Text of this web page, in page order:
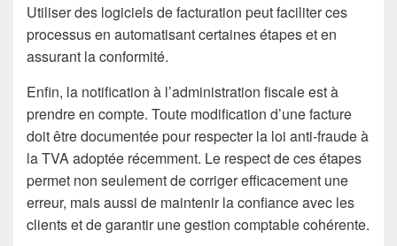
Utiliser des logiciels de facturation peut faciliter ces
processus en automatisant certaines étapes et en
assurant la conformité.
Enfin, la notification à l’administration fiscale est à
prendre en compte. Toute modification d’une facture
doit être documentée pour respecter la loi anti-fraude à
la TVA adoptée récemment. Le respect de ces étapes
permet non seulement de corriger efficacement une
erreur, mais aussi de maintenir la confiance avec les
clients et de garantir une gestion comptable cohérente.